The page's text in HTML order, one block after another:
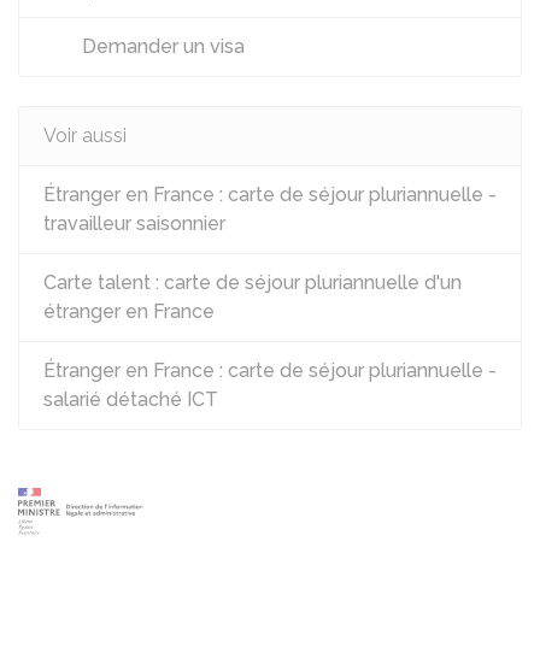
Demander un visa
Voir aussi
Étranger en France : carte de séjour pluriannuelle -
travailleur saisonnier
Carte talent : carte de séjour pluriannuelle d'un
étranger en France
Étranger en France : carte de séjour pluriannuelle -
salarié détaché ICT